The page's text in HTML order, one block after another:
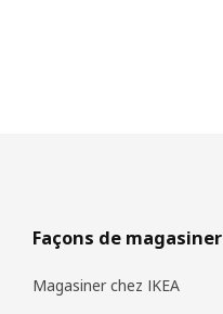
Façons de magasiner
Magasiner chez IKEA